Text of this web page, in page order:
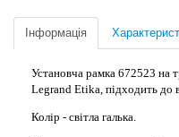
Інформація
Установча рамка 672523 на
Legrand Etika, підходить до
Колір - світла галька.